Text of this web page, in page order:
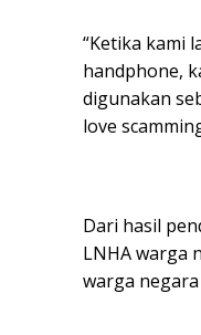
“Ketika kami
handphone,
digunakan
love
Dari hasil
LNHA warga
warga negara